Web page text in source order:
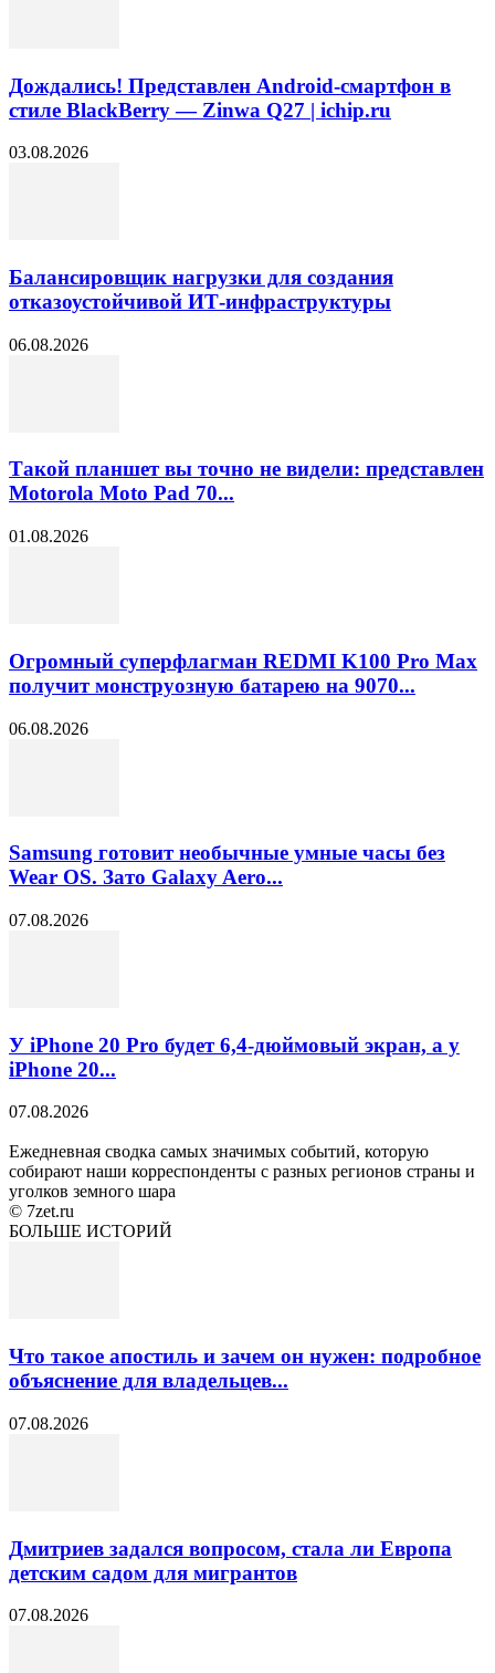
Дождались! Представлен Android-смартфон в
стиле BlackBerry — Zinwa Q27 | ichip.ru
03.08.2026
Балансировщик нагрузки для создания
отказоустойчивой ИТ-инфраструктуры
06.08.2026
Такой планшет вы точно не видели: представлен
Motorola Moto Pad 70...
01.08.2026
Огромный суперфлагман REDMI K100 Pro Max
получит монструозную батарею на 9070...
06.08.2026
Samsung готовит необычные умные часы без
Wear OS. Зато Galaxy Aero...
07.08.2026
У iPhone 20 Pro будет 6,4-дюймовый экран, а у
iPhone 20...
07.08.2026
Ежедневная сводка самых значимых событий, которую
собирают наши корреспонденты с разных регионов страны и
уголков земного шара
© 7zet.ru
БОЛЬШЕ ИСТОРИЙ
Что такое апостиль и зачем он нужен: подробное
объяснение для владельцев...
07.08.2026
Дмитриев задался вопросом, стала ли Европа
детским садом для мигрантов
07.08.2026